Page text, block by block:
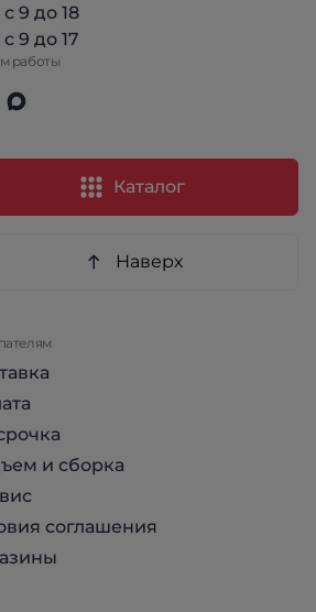
9 до 18
9 до 17
работы
Каталог
Наверх
и сборка
соглашения